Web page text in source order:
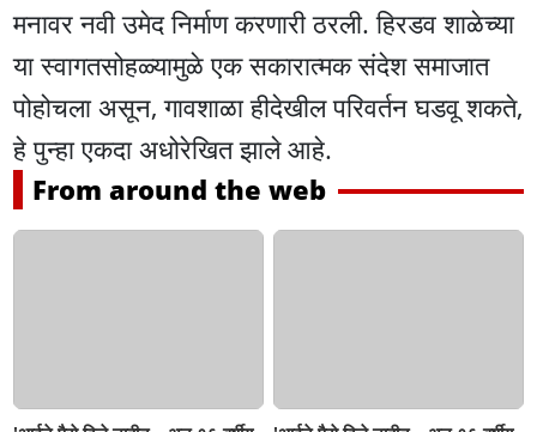
मनावर नवी उमेद निर्माण करणारी ठरली. हिरडव शाळेच्या
या स्वागतसोहळ्यामुळे एक सकारात्मक संदेश समाजात
पोहोचला असून, गावशाळा हीदेखील परिवर्तन घडवू शकते,
हे पुन्हा एकदा अधोरेखित झाले आहे.
From around the web